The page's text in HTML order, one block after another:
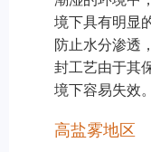
境下具有明显
防止水分渗透
封工艺由于其
境下容易失效。
高盐雾地区